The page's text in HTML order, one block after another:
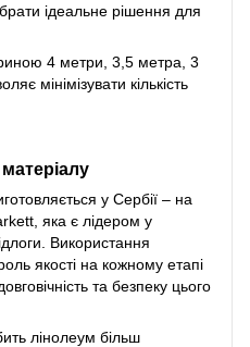
ідеальне рішення для
4 метри, 3,5 метра, 3
мінімізувати кількість
у Сербії – на
яка є лідером у
Використання
якості на кожному етапі
та безпеку цього
лінолеум більш